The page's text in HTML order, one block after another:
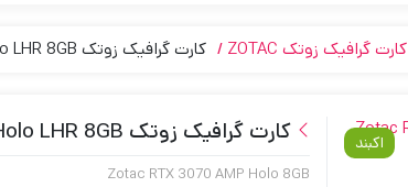
کارت گرافیک زوتک ZOTAC کارت گرافیک زوتک GeForce RTX 3070 AMP Holo LHR 8GB ظرفیت 8 گیگابایت
اکبند کارت گرافیک زوتک GeForce RTX 3070 AMP Holo LHR 8GB ظرفیت 8 گیگابایت
Zotac RTX 3070 AMP Holo 8GB